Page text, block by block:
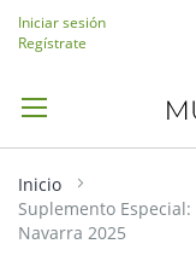
Iniciar sesión
Regístrate
Inicio
Suplemento
Navarra 2025